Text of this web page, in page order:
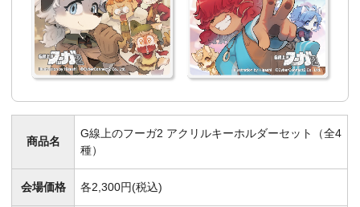
商品名
G線上のフーガ2 アクリルキーホルダーセット（全4
種）
会場価格 各2,300円(税込)